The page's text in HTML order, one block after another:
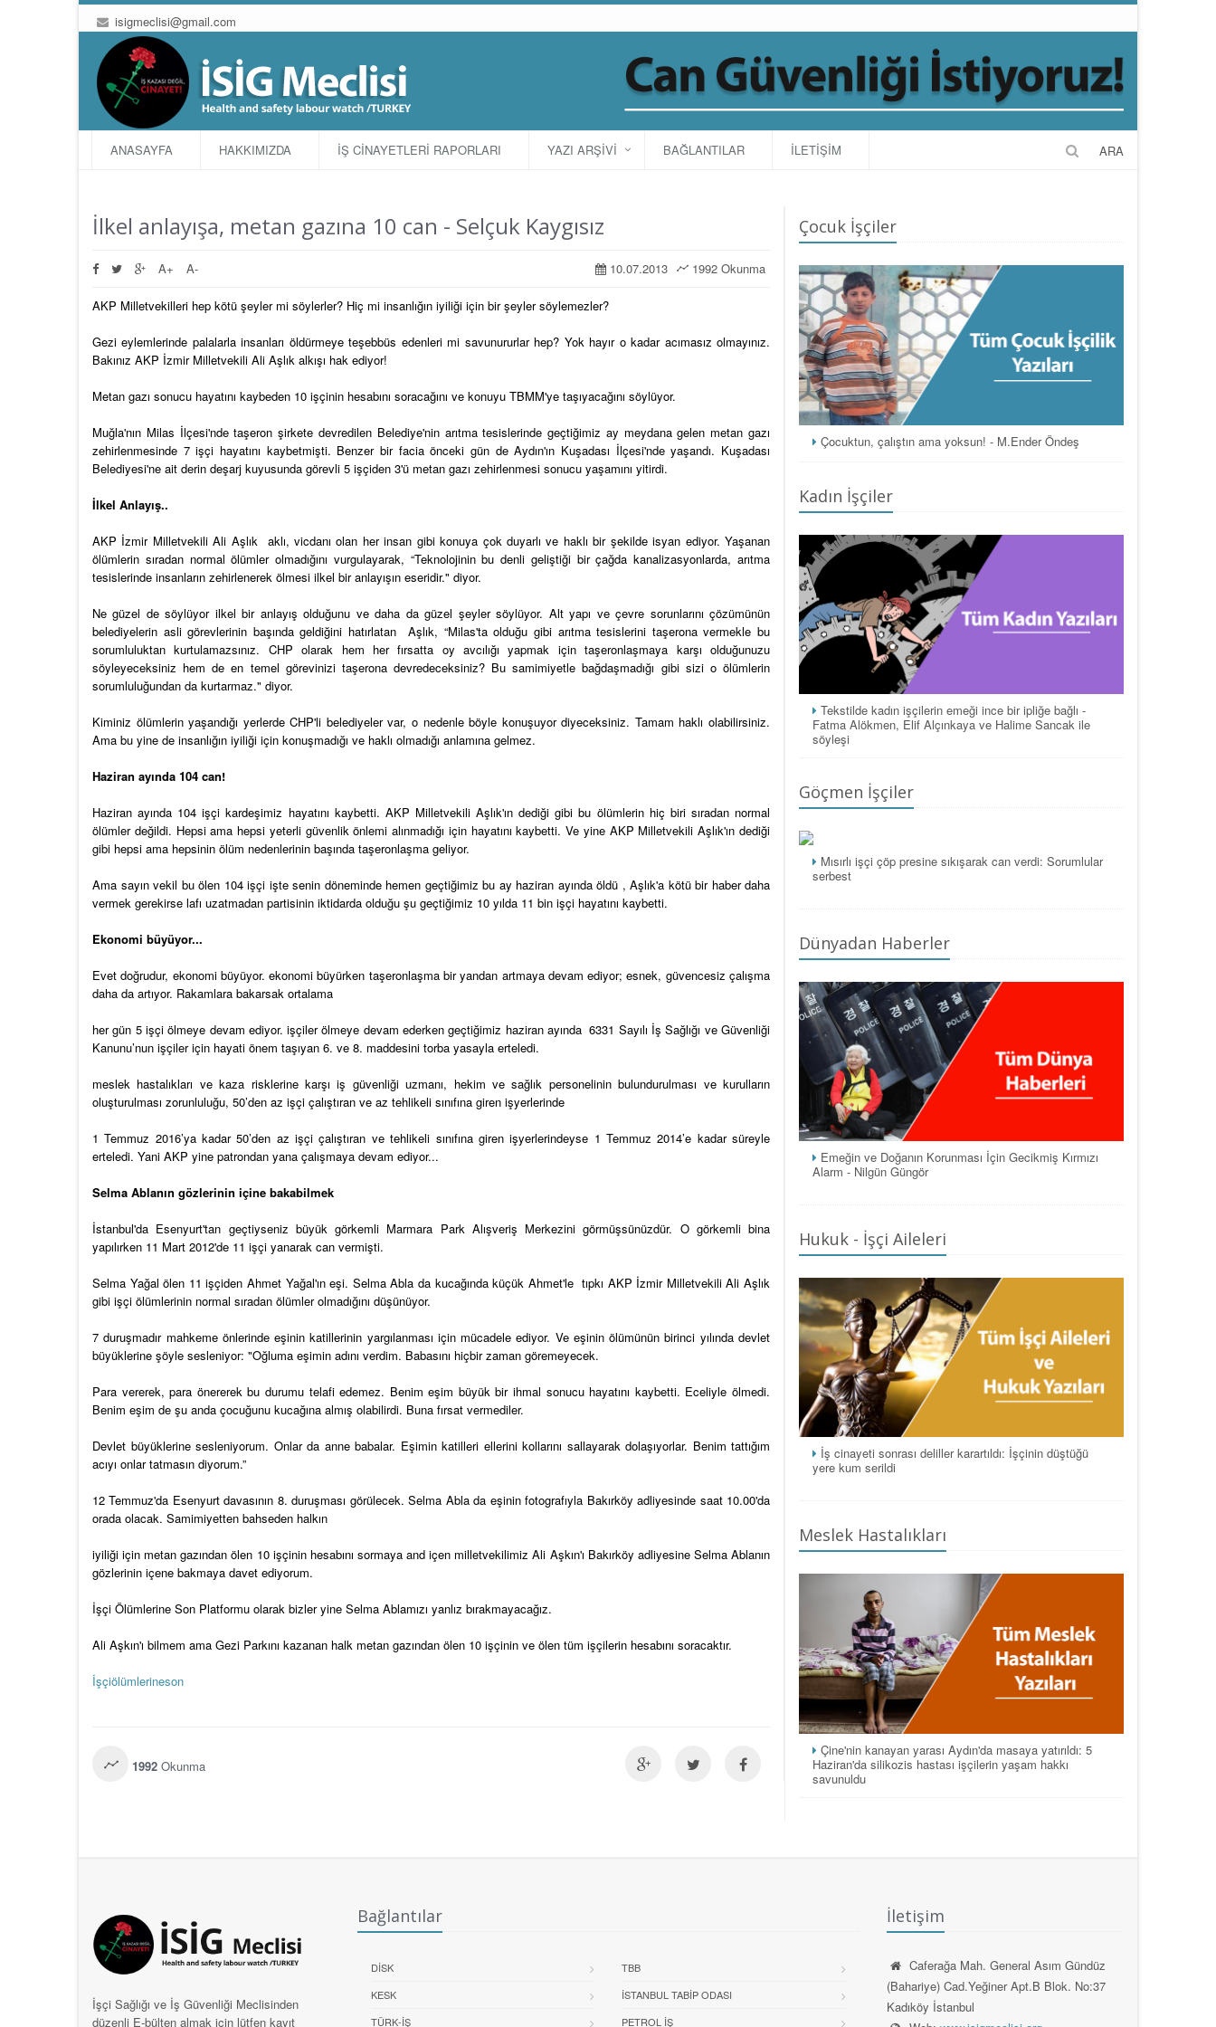
isigmeclisi@gmail.com
ANASAYFA HAKKIMIZDA İŞ CİNAYETLERİ RAPORLARI YAZI ARŞİVİ BAĞLANTILAR İLETİŞİM ARA
İlkel anlayışa, metan gazına 10 can - Selçuk Kaygısız
1992 Okunma
10.07.2013
A+ A-
AKP Milletvekilleri hep kötü şeyler mi söylerler? Hiç mi insanlığın iyiliği için bir şeyler söylemezler?
Gezi eylemlerinde palalarla insanları öldürmeye teşebbüs edenleri mi savunururlar hep? Yok hayır o kadar acımasız olmayınız.
Bakınız AKP İzmir Milletvekili Ali Aşlık alkışı hak ediyor!
Metan gazı sonucu hayatını kaybeden 10 işçinin hesabını soracağını ve konuyu TBMM'ye taşıyacağını söylüyor.
Muğla'nın Milas İlçesi'nde taşeron şirkete devredilen Belediye'nin arıtma tesislerinde geçtiğimiz ay meydana gelen metan gazı
zehirlenmesinde 7 işçi hayatını kaybetmişti. Benzer bir facia önceki gün de Aydın'ın Kuşadası İlçesi'nde yaşandı. Kuşadası
Belediyesi'ne ait derin deşarj kuyusunda görevli 5 işçiden 3'ü metan gazı zehirlenmesi sonucu yaşamını yitirdi.
İlkel Anlayış..
AKP İzmir Milletvekili Ali Aşlık aklı, vicdanı olan her insan gibi konuya çok duyarlı ve haklı bir şekilde isyan ediyor. Yaşanan
ölümlerin sıradan normal ölümler olmadığını vurgulayarak, “Teknolojinin bu denli geliştiği bir çağda kanalizasyonlarda, arıtma
tesislerinde insanların zehirlenerek ölmesi ilkel bir anlayışın eseridir." diyor.
Ne güzel de söylüyor ilkel bir anlayış olduğunu ve daha da güzel şeyler söylüyor. Alt yapı ve çevre sorunlarını çözümünün
belediyelerin asli görevlerinin başında geldiğini hatırlatan Aşlık, “Milas'ta olduğu gibi arıtma tesislerini taşerona vermekle bu
sorumluluktan kurtulamazsınız. CHP olarak hem her fırsatta oy avcılığı yapmak için taşeronlaşmaya karşı olduğunuzu
söyleyeceksiniz hem de en temel görevinizi taşerona devredeceksiniz? Bu samimiyetle bağdaşmadığı gibi sizi o ölümlerin
sorumluluğundan da kurtarmaz." diyor.
Kiminiz ölümlerin yaşandığı yerlerde CHP'li belediyeler var, o nedenle böyle konuşuyor diyeceksiniz. Tamam haklı olabilirsiniz.
Ama bu yine de insanlığın iyiliği için konuşmadığı ve haklı olmadığı anlamına gelmez.
Haziran ayında 104 can!
Haziran ayında 104 işçi kardeşimiz hayatını kaybetti. AKP Milletvekili Aşlık'ın dediği gibi bu ölümlerin hiç biri sıradan normal
ölümler değildi. Hepsi ama hepsi yeterli güvenlik önlemi alınmadığı için hayatını kaybetti. Ve yine AKP Milletvekili Aşlık'ın dediği
gibi hepsi ama hepsinin ölüm nedenlerinin başında taşeronlaşma geliyor.
Ama sayın vekil bu ölen 104 işçi işte senin döneminde hemen geçtiğimiz bu ay haziran ayında öldü , Aşlık'a kötü bir haber daha
vermek gerekirse lafı uzatmadan partisinin iktidarda olduğu şu geçtiğimiz 10 yılda 11 bin işçi hayatını kaybetti.
Ekonomi büyüyor...
Evet doğrudur, ekonomi büyüyor. ekonomi büyürken taşeronlaşma bir yandan artmaya devam ediyor; esnek, güvencesiz çalışma
daha da artıyor. Rakamlara bakarsak ortalama
her gün 5 işçi ölmeye devam ediyor. işçiler ölmeye devam ederken geçtiğimiz haziran ayında 6331 Sayılı İş Sağlığı ve Güvenliği
Kanunu’nun işçiler için hayati önem taşıyan 6. ve 8. maddesini torba yasayla erteledi.
meslek hastalıkları ve kaza risklerine karşı iş güvenliği uzmanı, hekim ve sağlık personelinin bulundurulması ve kurulların
oluşturulması zorunluluğu, 50’den az işçi çalıştıran ve az tehlikeli sınıfına giren işyerlerinde
1 Temmuz 2016’ya kadar 50’den az işçi çalıştıran ve tehlikeli sınıfına giren işyerlerindeyse 1 Temmuz 2014’e kadar süreyle
erteledi. Yani AKP yine patrondan yana çalışmaya devam ediyor...
Selma Ablanın gözlerinin içine bakabilmek
İstanbul'da Esenyurt'tan geçtiyseniz büyük görkemli Marmara Park Alışveriş Merkezini görmüşsünüzdür. O görkemli bina
yapılırken 11 Mart 2012'de 11 işçi yanarak can vermişti.
Selma Yağal ölen 11 işçiden Ahmet Yağal'ın eşi. Selma Abla da kucağında küçük Ahmet'le tıpkı AKP İzmir Milletvekili Ali Aşlık
gibi işçi ölümlerinin normal sıradan ölümler olmadığını düşünüyor.
7 duruşmadır mahkeme önlerinde eşinin katillerinin yargılanması için mücadele ediyor. Ve eşinin ölümünün birinci yılında devlet
büyüklerine şöyle sesleniyor: "Oğluma eşimin adını verdim. Babasını hiçbir zaman göremeyecek.
Para vererek, para önererek bu durumu telafi edemez. Benim eşim büyük bir ihmal sonucu hayatını kaybetti. Eceliyle ölmedi.
Benim eşim de şu anda çocuğunu kucağına almış olabilirdi. Buna fırsat vermediler.
Devlet büyüklerine sesleniyorum. Onlar da anne babalar. Eşimin katilleri ellerini kollarını sallayarak dolaşıyorlar. Benim tattığım
acıyı onlar tatmasın diyorum.”
12 Temmuz'da Esenyurt davasının 8. duruşması görülecek. Selma Abla da eşinin fotografıyla Bakırköy adliyesinde saat 10.00'da
orada olacak. Samimiyetten bahseden halkın
iyiliği için metan gazından ölen 10 işçinin hesabını sormaya and içen milletvekilimiz Ali Aşkın'ı Bakırköy adliyesine Selma Ablanın
gözlerinin içene bakmaya davet ediyorum.
İşçi Ölümlerine Son Platformu olarak bizler yine Selma Ablamızı yanlız bırakmayacağız.
Ali Aşkın'ı bilmem ama Gezi Parkını kazanan halk metan gazından ölen 10 işçinin ve ölen tüm işçilerin hesabını soracaktır.
İşçiölümlerineson
1992 Okunma
Çocuk İşçiler
Çocuktun, çalıştın ama yoksun! - M.Ender Öndeş
Kadın İşçiler
Tekstilde kadın işçilerin emeği ince bir ipliğe bağlı -
Fatma Alökmen, Elif Alçınkaya ve Halime Sancak ile
söyleşi
Göçmen İşçiler
Mısırlı işçi çöp presine sıkışarak can verdi: Sorumlular
serbest
Dünyadan Haberler
Emeğin ve Doğanın Korunması İçin Gecikmiş Kırmızı
Alarm - Nilgün Güngör
Hukuk - İşçi Aileleri
İş cinayeti sonrası deliller karartıldı: İşçinin düştüğü
yere kum serildi
Meslek Hastalıkları
Çine'nin kanayan yarası Aydın'da masaya yatırıldı: 5
Haziran'da silikozis hastası işçilerin yaşam hakkı
savunuldu
İşçi Sağlığı ve İş Güvenliği Meclisinden
düzenli E-bülten almak için lütfen kayıt
Bağlantılar
DİSK
KESK
TÜRK-İŞ
TBB
İSTANBUL TABIP ODASI
PETROL İŞ
İletişim
Caferağa Mah. General Asım Gündüz
(Bahariye) Cad.Yeğiner Apt.B Blok. No:37
Kadıköy İstanbul